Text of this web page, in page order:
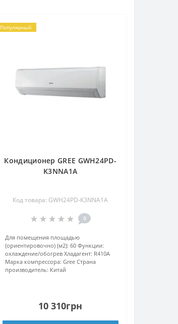
Популярный
Кондиционер GREE GWH24PD-
K3NNA1A
Код товара: GWH24PD-K3NNA1A
0
Для помещения площадью
(ориентировочно) (м2): 60 Функции:
охлаждение/обогрев Хладагент: R410А
Марка компрессора: Gree Страна
производитель: Китай
10 310грн